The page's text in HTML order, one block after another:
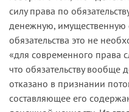
силу права по
денежную, имущественную
обязательства это не
«для современного права
что обязательству вообще
отказано в признании
составляющее его